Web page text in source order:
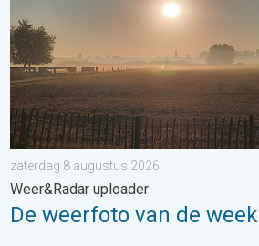
zaterdag 8 augustus 2026
Weer&Radar uploader
De weerfoto van de week